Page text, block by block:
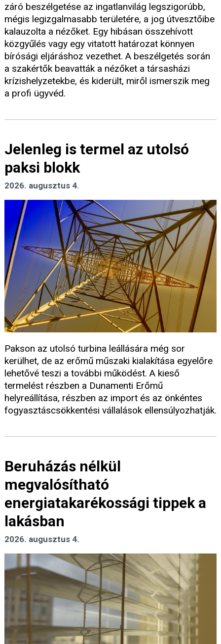
záró beszélgetése az ingatlanvilág legszigorúbb,
mégis legizgalmasabb területére, a jog útvesztőibe
kalauzolta a nézőket. Egy hibásan összehívott
közgyűlés vagy egy vitatott határozat könnyen
bírósági eljáráshoz vezethet. A beszélgetés során
a szakértők beavatták a nézőket a társasházi
krízishelyzetekbe, és kiderült, miről ismerszik meg
a profi ügyvéd.
Jelenleg is termel az utolsó
paksi blokk
2026. augusztus 4.
Pakson az utolsó turbina leállására még sor
kerülhet, de az erőmű műszaki kialakítása egyelőre
lehetővé teszi a további működést. A kieső
termelést részben a Dunamenti Erőmű
helyreállítása, részben az import és az önkéntes
fogyasztáscsökkentési vállalások ellensúlyozhatják.
Beruházás nélkül
megvalósítható
energiatakarékossági tippek a
lakásban
2026. augusztus 4.